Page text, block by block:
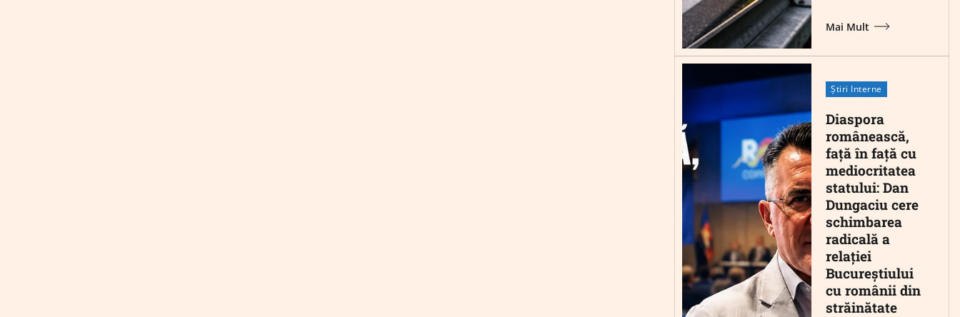
Mai Mult
Știri Interne
Diaspora
românească,
față în față cu
mediocritatea
statului: Dan
Dungaciu cere
schimbarea
radicală a
relației
Bucureștiului
cu românii din
străinătate